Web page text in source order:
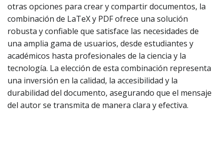
otras opciones para crear y compartir documentos, la
combinación de LaTeX y PDF ofrece una solución
robusta y confiable que satisface las necesidades de
una amplia gama de usuarios, desde estudiantes y
académicos hasta profesionales de la ciencia y la
tecnología. La elección de esta combinación representa
una inversión en la calidad, la accesibilidad y la
durabilidad del documento, asegurando que el mensaje
del autor se transmita de manera clara y efectiva.